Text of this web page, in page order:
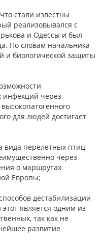
стали известны
реализовывался с
и Одессы и был
По словам начальника
и биологической защиты
инфекций через
для людей достигает
перелетных птиц,
через
о маршрутах
Европы;
дестабилизации
является одним из
так как не
развитие